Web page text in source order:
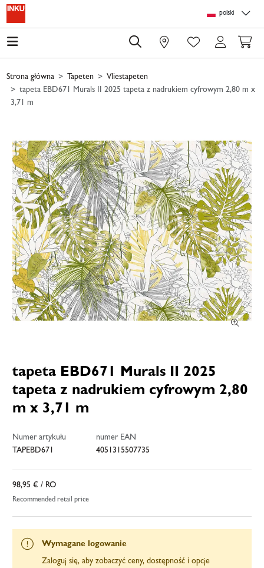
Skip to main content
polski
0
Strona główna Tapeten
Vliestapeten
tapeta EBD671 Murals II 2025 tapeta z nadrukiem cyfrowym 2,80 m x
3,71 m
tapeta EBD671 Murals II 2025
tapeta z nadrukiem cyfrowym 2,80
m x 3,71 m
Numer artykułu
TAPEBD671
numer EAN
4051315507735
98,95 € / RO
Recommended retail price
Wymagane logowanie
Zaloguj się, aby zobaczyć ceny, dostępność i opcje